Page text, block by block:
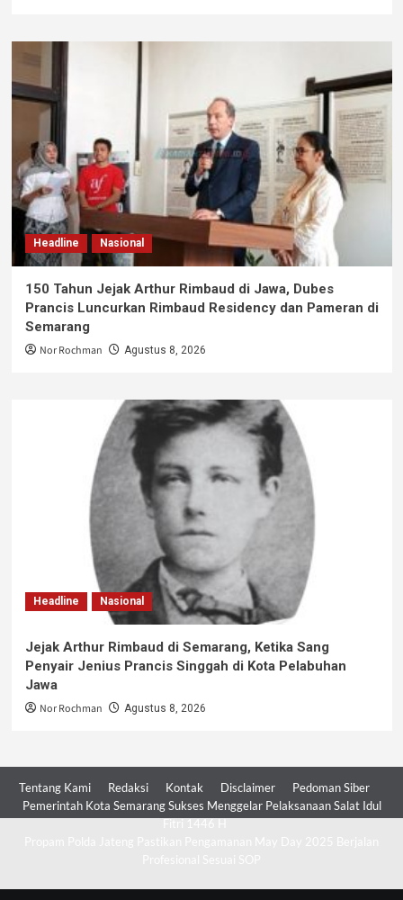
Headline Nasional
150 Tahun Jejak Arthur Rimbaud di Jawa, Dubes
Prancis Luncurkan Rimbaud Residency dan Pameran di
Semarang
Nor Rochman Agustus 8, 2026
Headline Nasional
Jejak Arthur Rimbaud di Semarang, Ketika Sang
Penyair Jenius Prancis Singgah di Kota Pelabuhan
Jawa
Nor Rochman Agustus 8, 2026
Tentang Kami Redaksi Kontak Disclaimer
Pedoman Siber
Pemerintah Kota Semarang Sukses Menggelar Pelaksanaan Salat Idul